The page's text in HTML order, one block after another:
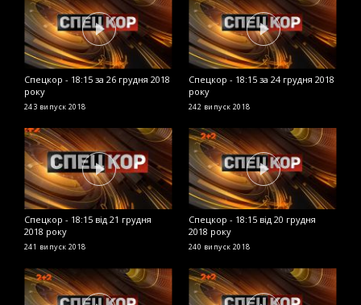
Спецкор - 18:15 за 26 грудня 2018
року
243 випуск 2018
Спецкор - 18:15 за 24 грудня 2018
року
242 випуск 2018
Спецкор - 18:15 від 21 грудня
2018 року
241 випуск 2018
Спецкор - 18:15 від 20 грудня
2018 року
240 випуск 2018